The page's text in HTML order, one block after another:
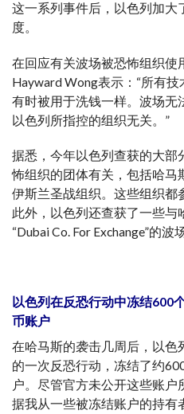
这一系列事件后，以色列加大
度。
在回应有关波场被恐怖组织使
Hayward Wong表示：“所有
有时被用于洗钱一样。波场无
以色列所指控的组织无关。”
据悉，今年以色列查获的大部
怖组织的团体有关，包括哈马
伊斯兰圣战组织。这些组织都
此外，以色列还查获了一些与
“Dubai Co. For Exchange”的波
以色列在反恐行动中冻结600
币账户
在哈马斯的袭击几周后，以色
的一次反恐行动，冻结了约
户。尽管官方未公开这些账
据我从一些被冻结账户的持有